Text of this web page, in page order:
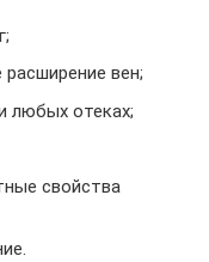
вен;
любых отеках;
свойства